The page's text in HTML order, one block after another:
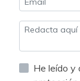
He leído y acepto la